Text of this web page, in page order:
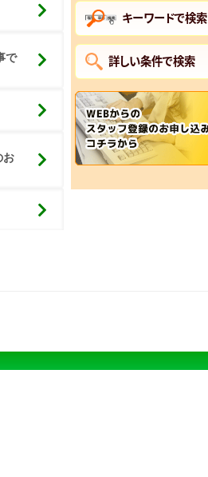
で
お
キーワードで検索
詳しい条件で検索